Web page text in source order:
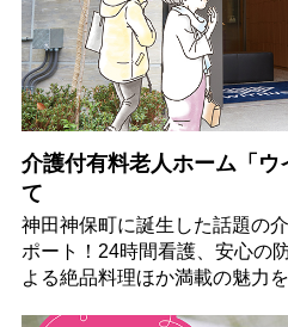
介護付有料老人ホーム「
て
神田神保町に誕生した話題の
ポート！24時間看護、安心の
よる絶品料理ほか満載の魅力